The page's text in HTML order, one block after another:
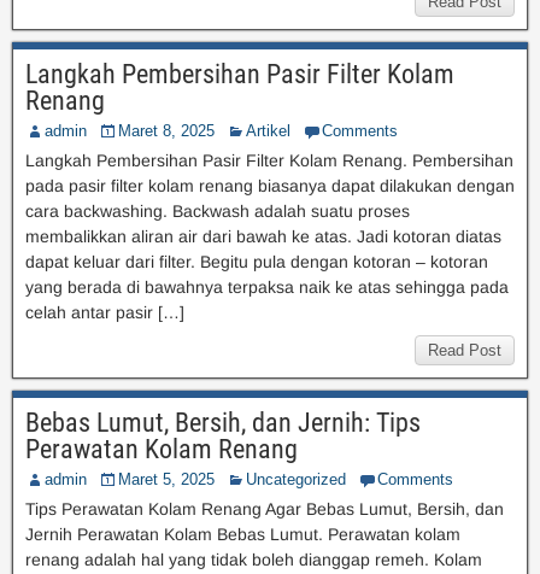
Langkah Pembersihan Pasir Filter Kolam
Renang
admin Maret 8, 2025 Artikel Comments
Langkah Pembersihan Pasir Filter Kolam Renang. Pembersihan
pada pasir filter kolam renang biasanya dapat dilakukan dengan
cara backwashing. Backwash adalah suatu proses
membalikkan aliran air dari bawah ke atas. Jadi kotoran diatas
dapat keluar dari filter. Begitu pula dengan kotoran – kotoran
yang berada di bawahnya terpaksa naik ke atas sehingga pada
celah antar pasir […]
Read Post
Bebas Lumut, Bersih, dan Jernih: Tips
Perawatan Kolam Renang
admin Maret 5, 2025 Uncategorized Comments
Tips Perawatan Kolam Renang Agar Bebas Lumut, Bersih, dan
Jernih Perawatan Kolam Bebas Lumut. Perawatan kolam
renang adalah hal yang tidak boleh dianggap remeh. Kolam